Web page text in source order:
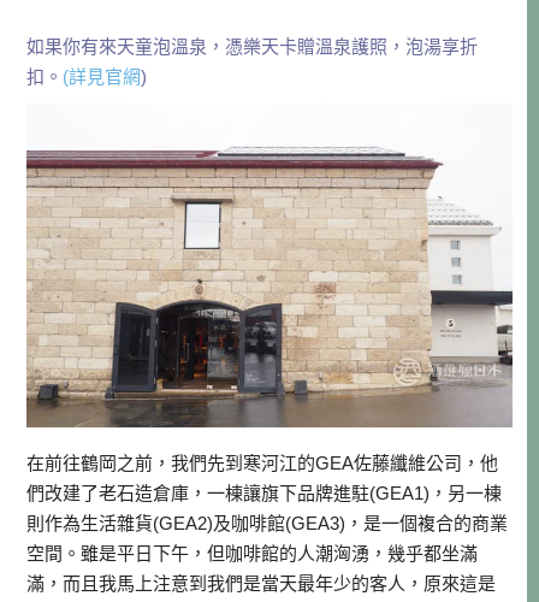
如果你有來天童泡溫泉，憑樂天卡贈溫泉護照，泡湯享折
扣。 (詳見官網)
在前往鶴岡之前，我們先到寒河江的GEA佐藤纖維公司，他
們改建了老石造倉庫，一棟讓旗下品牌進駐(GEA1)，另一棟
則作為生活雜貨(GEA2)及咖啡館(GEA3)，是一個複合的商業
空間。雖是平日下午，但咖啡館的人潮洶湧，幾乎都坐滿
滿，而且我馬上注意到我們是當天最年少的客人，原來這是